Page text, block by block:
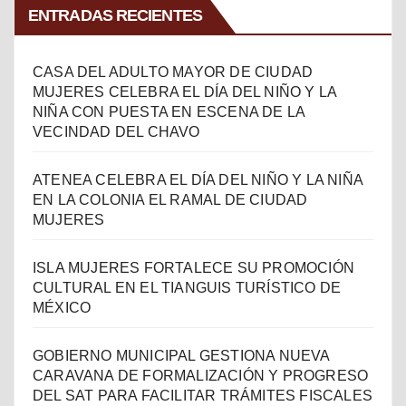
ENTRADAS RECIENTES
CASA DEL ADULTO MAYOR DE CIUDAD
MUJERES CELEBRA EL DÍA DEL NIÑO Y LA
NIÑA CON PUESTA EN ESCENA DE LA
VECINDAD DEL CHAVO
ATENEA CELEBRA EL DÍA DEL NIÑO Y LA NIÑA
EN LA COLONIA EL RAMAL DE CIUDAD
MUJERES
ISLA MUJERES FORTALECE SU PROMOCIÓN
CULTURAL EN EL TIANGUIS TURÍSTICO DE
MÉXICO
GOBIERNO MUNICIPAL GESTIONA NUEVA
CARAVANA DE FORMALIZACIÓN Y PROGRESO
DEL SAT PARA FACILITAR TRÁMITES FISCALES